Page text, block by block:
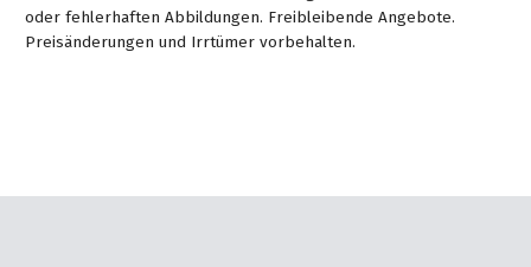
oder fehlerhaften Abbildungen. Freibleibende Angebote.
Preisänderungen und Irrtümer vorbehalten.